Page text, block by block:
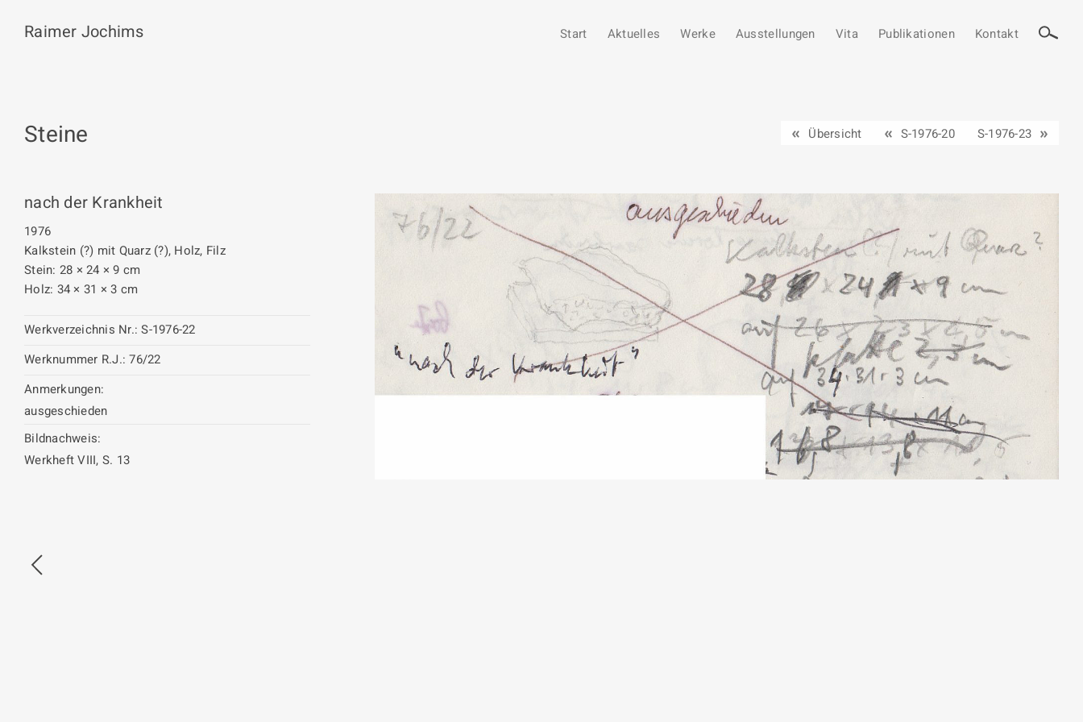
Raimer Jochims Start Aktuelles Werke Ausstellungen Vita Publikationen Kontakt
Steine Übersicht S-1976-20 S-1976-23
nach der Krankheit
1976
Kalkstein (?) mit Quarz (?), Holz, Filz
Stein: 28 × 24 × 9 cm
Holz: 34 × 31 × 3 cm
Werkverzeichnis Nr.: S-1976-22
Werknummer R.J.: 76/22
Anmerkungen:
ausgeschieden
Bildnachweis:
Werkheft VIII, S. 13